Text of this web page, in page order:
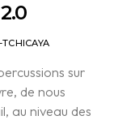
sur
de nous
au niveau des